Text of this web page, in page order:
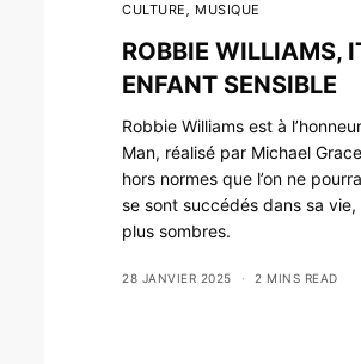
CULTURE, MUSIQUE
ROBBIE WILLIAMS,
ENFANT SENSIBLE
Robbie Williams est à
Man, réalisé par Michael
hors normes que l’on ne
se sont succédés dans sa
plus sombres.
28 JANVIER 2025 2 MINS READ